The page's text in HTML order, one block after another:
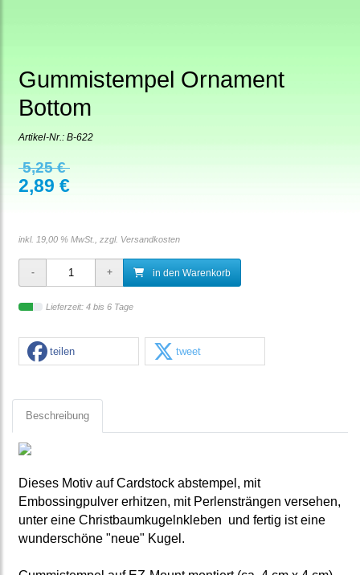
Gummistempel Ornament
Bottom
Artikel-Nr.: B-622
5,25 €
2,89 €
inkl. 19,00 % MwSt., zzgl. Versandkosten
in den Warenkorb
Lieferzeit: 4 bis 6 Tage
teilen tweet
Beschreibung
Dieses Motiv auf Cardstock abstempel, mit
Embossingpulver erhitzen, mit Perlensträngen versehen,
unter eine Christbaumkugelnkleben und fertig ist eine
wunderschöne "neue" Kugel.